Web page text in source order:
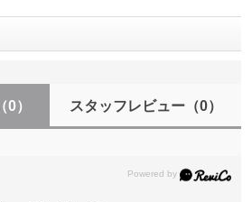
（0） スタッフレビュー（0）